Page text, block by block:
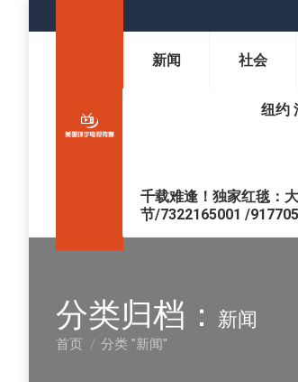
新闻 社会
纽约
千载难逢！独家红毯：
节/7322165001 /
分类归档： 新闻
您在这里：
首页 分类 "新闻"